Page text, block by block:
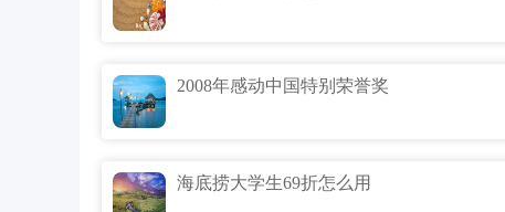
2008年感动中国特别荣誉奖
海底捞大学生69折怎么用